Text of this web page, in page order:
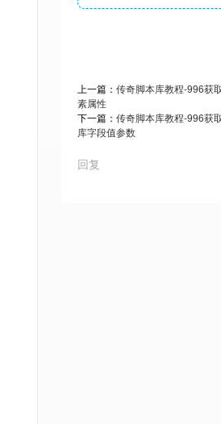
上一篇： 传奇脚本库教程-996获
素属性
下一篇： 传奇脚本库教程-996获
库字段值参数
回复